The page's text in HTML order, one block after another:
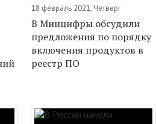
18 февраль 2021, Четверг
В Минцифры обсудили
предложения по порядку
включения продуктов в
реестр ПО